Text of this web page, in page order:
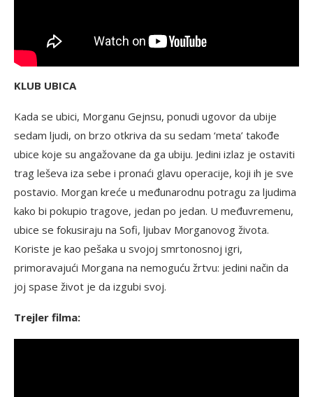
KLUB UBICA
Kada se ubici, Morganu Gejnsu, ponudi ugovor da ubije
sedam ljudi, on brzo otkriva da su sedam ‘meta’ takođe
ubice koje su angažovane da ga ubiju. Jedini izlaz je ostaviti
trag leševa iza sebe i pronaći glavu operacije, koji ih je sve
postavio. Morgan kreće u međunarodnu potragu za ljudima
kako bi pokupio tragove, jedan po jedan. U međuvremenu,
ubice se fokusiraju na Sofi, ljubav Morganovog života.
Koriste je kao pešaka u svojoj smrtonosnoj igri,
primoravajući Morgana na nemoguću žrtvu: jedini način da
joj spase život je da izgubi svoj.
Trejler filma: